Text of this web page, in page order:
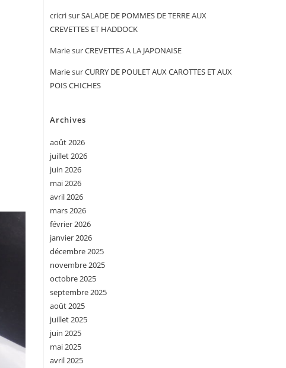
cricrisurSALADE DE POMMES DE TERRE AUX
CREVETTES ET HADDOCK
MariesurCREVETTES A LA JAPONAISE
MariesurCURRY DE POULET AUX CAROTTES ET AUX
POIS CHICHES
Archives
août 2026
juillet 2026
juin 2026
mai 2026
avril 2026
mars 2026
février 2026
janvier 2026
décembre 2025
novembre 2025
octobre 2025
septembre 2025
août 2025
juillet 2025
juin 2025
mai 2025
avril 2025